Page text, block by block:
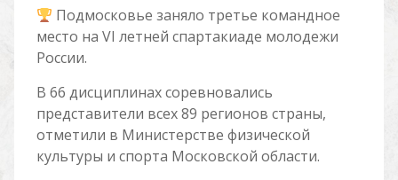
Подмосковье заняло третье командное
место на VI летней спартакиаде молодежи
России.
В 66 дисциплинах соревновались
представители всех 89 регионов страны,
отметили в Министерстве физической
культуры и спорта Московской области.